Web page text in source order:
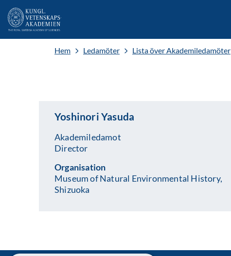
Hem Ledamöter Lista över Akademiledamöter
Yoshinori Yasuda
Akademiledamot
Director
Organisation
Museum of Natural Environmental History,
Shizuoka